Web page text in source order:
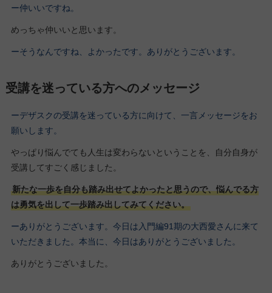
ー仲いいですね。
めっちゃ仲いいと思います。
ーそうなんですね、よかったです。ありがとうございます。
受講を迷っている方へのメッセージ
ーデザスクの受講を迷っている方に向けて、一言メッセージをお
願いします。
やっぱり悩んでても人生は変わらないということを、自分自身が
受講してすごく感じました。
新たな一歩を自分も踏み出せてよかったと思うので、悩んでる方
は勇気を出して一歩踏み出してみてください。
ーありがとうございます。今日は入門編91期の大西愛さんに来て
いただきました。本当に、今日はありがとうございました。
ありがとうございました。